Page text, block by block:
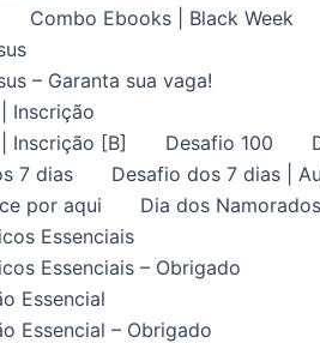
Combo Ebooks | Black Week
– Garanta sua vaga!
Inscrição
Inscrição [B]
Desafio 100
7 dias
Desafio dos 7 dias |
por aqui
Dia dos
Essenciais
Essenciais – Obrigado
Essencial
Essencial – Obrigado